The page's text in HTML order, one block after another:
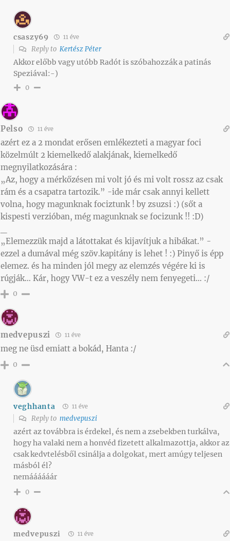
csaszy69 11 éve
Reply to Kertész Péter
Akkor előbb vagy utóbb Radót is szóbahozzák a patinás
Speziával:-)
0
Pelso 11 éve
azért ez a 2 mondat erősen emlékezteti a magyar foci
közelmúlt 2 kiemelkedő alakjának, kiemelkedő
megnyilatkozására :
„Az, hogy a mérkőzésen mi volt jó és mi volt rossz az csak
rám és a csapatra tartozik.” -ide már csak annyi kellett
volna, hogy magunknak fociztunk ! by zsuzsi :) (sőt a
kispesti verzióban, még magunknak se focizunk !! :D)
„Elemezzük majd a látottakat és kijavítjuk a hibákat.” -
ezzel a dumával még szöv.kapitány is lehet ! :) Pinyő is épp
elemez. és ha minden jól megy az elemzés végére ki is
rúgják… Kár, hogy VW-t ez a veszély nem fenyegeti… :/
0
medvepuszi 11 éve
meg ne üsd emiatt a bokád, Hanta :/
0
veghhanta 11 éve
Reply to medvepuszi
azért az továbbra is érdekel, és nem a zsebekben turkálva,
hogy ha valaki nem a honvéd fizetett alkalmazottja, akkor az
csak kedvtelésből csinálja a dolgokat, mert amúgy teljesen
másból él?
nemáááááár
0
medvepuszi 11 éve